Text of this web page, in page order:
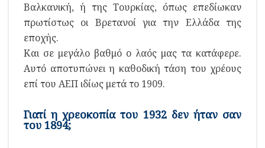
Βαλκανική, ή της Τουρκίας, όπως επεδίωκαν
πρωτίστως οι Βρετανοί για την Ελλάδα της
εποχής.
Και σε μεγάλο βαθμό ο λαός μας τα κατάφερε.
Αυτό αποτυπώνει η καθοδική τάση του χρέους
επί του ΑΕΠ ιδίως μετά το 1909.
Γιατί η χρεοκοπία του 1932 δεν ήταν σαν
του 1894;